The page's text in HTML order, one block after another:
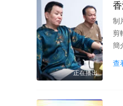
正在播出
制
剪
簡
查